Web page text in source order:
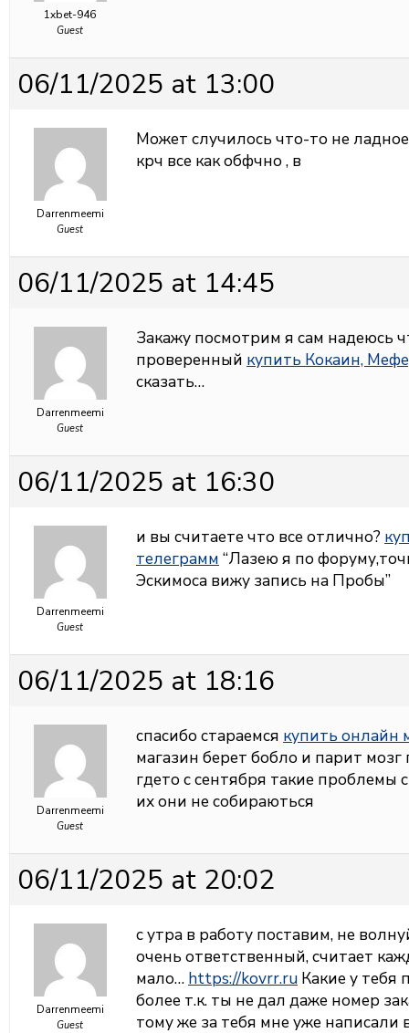
1xbet-946
Guest
06/11/2025 at 13:00
Darrenmeemi
Guest
Может случилось что-то не
крч все как обфчно , в
06/11/2025 at 14:45
Darrenmeemi
Guest
Закажу посмотрим я сам надеюсь
проверенный купить Кокаин,
сказать…
06/11/2025 at 16:30
Darrenmeemi
Guest
и вы считаете что все отлично?
телеграмм “Лазею я по
Эскимоса вижу запись на Пробы”
06/11/2025 at 18:16
Darrenmeemi
Guest
спасибо стараемся купить онлайн
магазин берет бобло и парит
гдето с сентября такие
их они не собираються
06/11/2025 at 20:02
Darrenmeemi
Guest
с утра в работу поставим, не
очень ответственный, считает
мало… https://kovrr.ru Какие у тебя
более т.к. ты не дал даже номер
тому же за тебя мне уже написали